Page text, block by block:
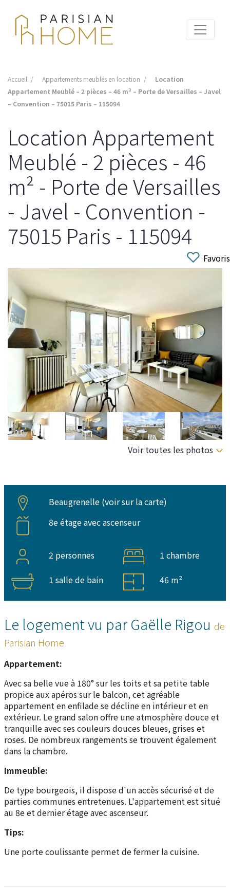
Accueil Appartements meublés en location
Location
Appartement Meublé – 2 pièces – 46 m² – Porte de Versailles – Javel
– Convention – 75015 Paris – 115094
Location Appartement
Meublé - 2 pièces - 46
m² - Porte de Versailles
- Javel - Convention -
75015 Paris - 115094
Favoris
Voir toutes les photos
Beaugrenelle (voir sur la carte)
8e étage avec ascenseur
2 personnes
1 chambre
1 salle de bain
46 m²
Le logement vu par Gaëlle Rigou de
Parisian Home
Appartement:
Avec sa belle vue à 180° sur les toits et sa petite table
propice aux apéros sur le balcon, cet agréable
appartement en enfilade se décline en intérieur et en
extérieur. Le grand salon offre une atmosphère douce et
tranquille avec ses couleurs douces bleues, grises et
roses. De nombreux rangements se trouvent également
dans la chambre.
Immeuble:
De type bourgeois, il dispose d'un accès sécurisé et de
parties communes entretenues. L'appartement est situé
au 8e et dernier étage avec ascenseur.
Tips:
Une porte coulissante permet de fermer la cuisine.